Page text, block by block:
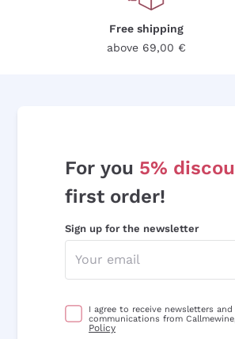
Free shipping
above 69,00 €
For you 5%
first order!
Sign up for the newsletter
I agree to receive newsletters
communications from
Policy